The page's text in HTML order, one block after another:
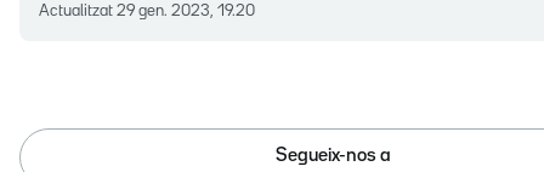
Actualitzat 29 gen. 2023, 19.20
Segueix-nos a